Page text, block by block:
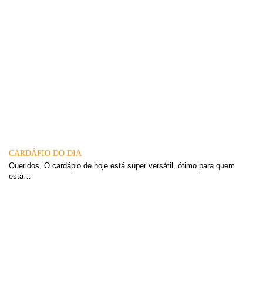
CARDÁPIO DO DIA
Queridos, O cardápio de hoje está super versátil, ótimo para quem
está…